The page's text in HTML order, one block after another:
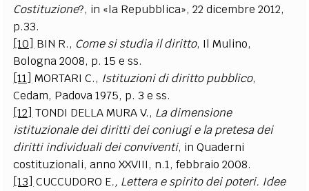
Costituzione?, in «la Repubblica», 22 dicembre 2012,
p.33.
[10]
BIN R., Come si studia il diritto, Il Mulino,
Bologna 2008, p. 15 e ss.
[11] MORTARI C., Istituzioni di diritto pubblico,
Cedam, Padova 1975, p. 3 e ss.
[12] TONDI DELLA MURA V., La dimensione
istituzionale dei diritti dei coniugi e la pretesa dei
diritti individuali dei conviventi, in Quaderni
costituzionali, anno XXVIII, n.1, febbraio 2008.
[13] CUCCUDORO E., Lettera e spirito dei poteri. Idee